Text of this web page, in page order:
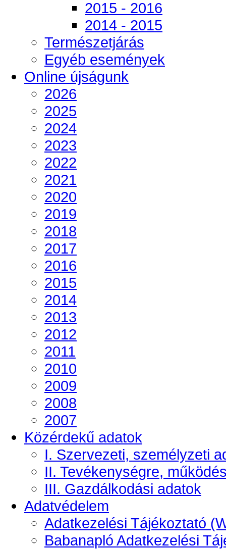
2015 - 2016
2014 - 2015
Természetjárás
Egyéb események
Online újságunk
2026
2025
2024
2023
2022
2021
2020
2019
2018
2017
2016
2015
2014
2013
2012
2011
2010
2009
2008
2007
Közérdekű adatok
I. Szervezeti, személyzeti
II. Tevékenységre,
III. Gazdálkodási adatok
Adatvédelem
Adatkezelési Tájékoztató
Babanapló Adatkezelési